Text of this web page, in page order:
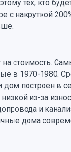
тех, кто
с накруткой
на стоимость.
в 1970-1980.
дом построен в
низкой из-за
и
дома